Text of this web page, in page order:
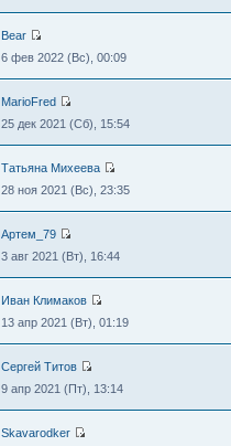
Bear
6 фев 2022 (Вс), 00:09
MarioFred
25 дек 2021 (Сб), 15:54
Татьяна Михеева
28 ноя 2021 (Вс), 23:35
Артем_79
3 авг 2021 (Вт), 16:44
Иван Климаков
13 апр 2021 (Вт), 01:19
Сергей Титов
9 апр 2021 (Пт), 13:14
Skavarodker